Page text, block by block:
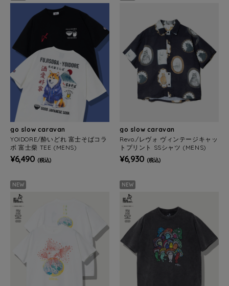
go slow caravan
YOIDORE/酔いどれ 富士そばコラ
ボ 富士柴 TEE (MENS)
¥6,490 (税込)
go slow caravan
Revo./レヴォ ヴィンテージキャッ
トプリント SSシャツ (MENS)
¥6,930 (税込)
NEW NEW